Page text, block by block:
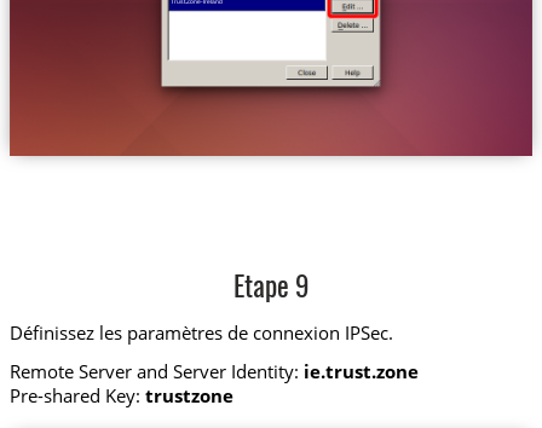
Trust.Zone-Ireland
Etape 9
Définissez les paramètres de connexion IPSec.
Remote Server and Server Identity: ie.trust.zone
Pre-shared Key: trustzone